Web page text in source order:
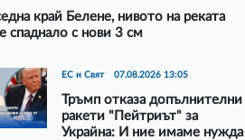
край Белене, нивото на реката
спаднало с нови 3 см
ЕС и Свят 07.08.2026 13:05
Тръмп отказа допълнителни
ракети "Пейтриът" за
Украйна: И ние имаме нужда